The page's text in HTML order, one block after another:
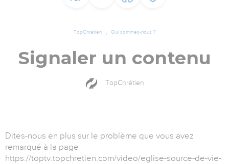
TopChrétien Qui sommes-nous ?
Signaler un contenu
TopChrétien
Dites-nous en plus sur le problème que vous avez
remarqué à la page
https://toptv.topchretien.com/video/eglise-source-de-vie-